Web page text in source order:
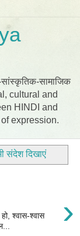
सांस्कृतिक-सामाजिक
cultural and
HINDI and
expression.
संदेश दिखाएं
›
श्वास-श्वास